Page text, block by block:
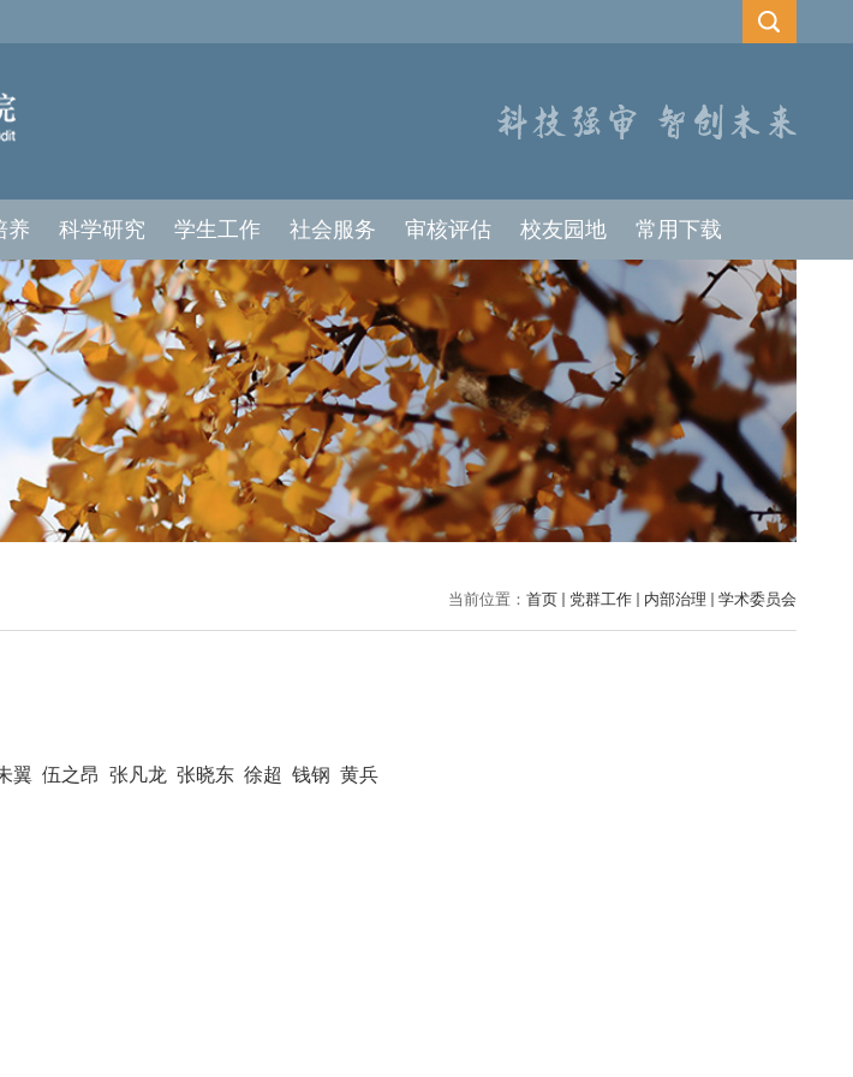
养 科学研究 学生工作 社会服务 审核评估 校友园地 常用下载
当前位置： 首页 党群工作 内部治理 学术委员会
翼 伍之昂 张凡龙 张晓东 徐超 钱钢 黄兵